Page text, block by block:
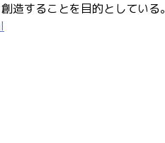
造することを目的としている。